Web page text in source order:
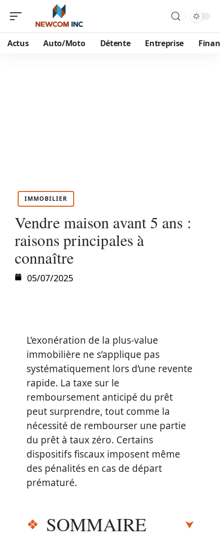
Actus Auto/Moto Détente Entreprise
IMMOBILIER
Vendre maison avant 5 ans :
raisons principales à
connaître
05/07/2025
L’exonération de la plus-value
immobilière ne s’applique pas
systématiquement lors d’une revente
rapide. La taxe sur le
remboursement anticipé du prêt
peut surprendre, tout comme la
nécessité de rembourser une partie
du prêt à taux zéro. Certains
dispositifs fiscaux imposent même
des pénalités en cas de départ
prématuré.
SOMMAIRE